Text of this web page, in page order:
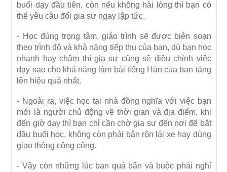
buổi dạy đầu tiên, còn nếu không hài lòng thì bạn có
thể yêu cầu đổi gia sư ngay lập tức.
- Học đúng trọng tâm, giáo trình sẽ được biên soạn
theo trình độ và khả năng tiếp thu của bạn, dù bạn học
nhanh hay chậm thì gia sư cũng sẽ điều chỉnh việc
dạy sao cho khả năng làm bài tiếng Hàn của bạn tăng
lên hiệu quả nhất.
- Ngoài ra, việc học tại nhà đồng nghĩa với việc bạn
mới là người chủ động về thời gian và địa điểm, khi
đến giờ dạy thì bạn chỉ cần chờ gia sư đến nơi để bắt
đầu buổi học, không còn phải bận rộn lái xe hay dùng
giao thông công cộng.
- Vậy còn những lúc bạn quá bận và buộc phải nghỉ